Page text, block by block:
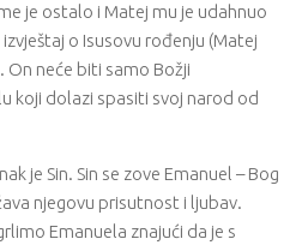
je ostalo i Matej mu je udahnuo
o Isusovu rođenju (Matej
On neće biti samo Božji
koji dolazi spasiti svoj narod od
je Sin. Sin se zove Emanuel – Bog
njegovu prisutnost i ljubav.
Emanuela znajući da je s